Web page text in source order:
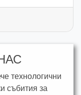
технологични
събития за